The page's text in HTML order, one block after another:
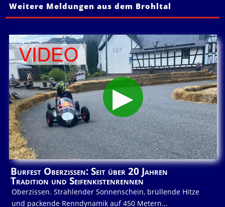
Weitere Meldungen aus dem Brohltal
Burfest Oberzissen: Seit über 20 Jahren
Tradition und Seifenkistenrennen
Oberzissen. Strahlender Sonnenschein, brüllende Hitze
und packende Renndynamik auf 450 Metern...